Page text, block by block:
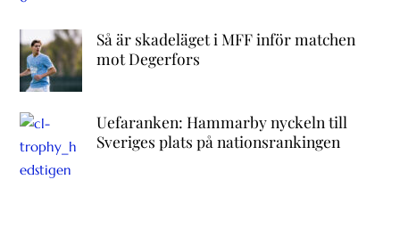
Så är skadeläget i MFF inför matchen
mot Degerfors
Uefaranken: Hammarby nyckeln till
Sveriges plats på nationsrankingen